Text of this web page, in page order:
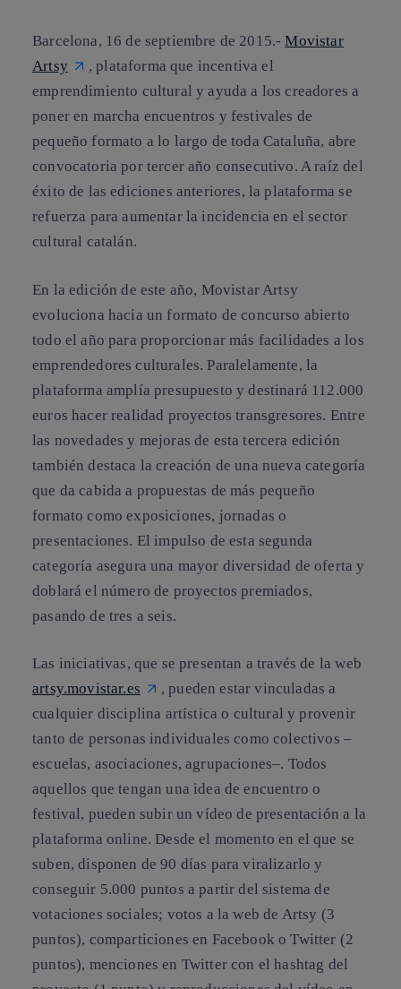
Barcelona, 16 de septiembre de 2015.- Movistar
Artsy
, plataforma que incentiva el
emprendimiento cultural y ayuda a los creadores a
poner en marcha encuentros y festivales de
pequeño formato a lo largo de toda Cataluña, abre
convocatoria por tercer año consecutivo. A raíz del
éxito de las ediciones anteriores, la plataforma se
refuerza para aumentar la incidencia en el sector
cultural catalán.
En la edición de este año, Movistar Artsy
evoluciona hacia un formato de concurso abierto
todo el año para proporcionar más facilidades a los
emprendedores culturales. Paralelamente, la
plataforma amplía presupuesto y destinará 112.000
euros hacer realidad proyectos transgresores. Entre
las novedades y mejoras de esta tercera edición
también destaca la creación de una nueva categoría
que da cabida a propuestas de más pequeño
formato como exposiciones, jornadas o
presentaciones. El impulso de esta segunda
categoría asegura una mayor diversidad de oferta y
doblará el número de proyectos premiados,
pasando de tres a seis.
Las iniciativas, que se presentan a través de la web
artsy.movistar.es
, pueden estar vinculadas a
cualquier disciplina artística o cultural y provenir
tanto de personas individuales como colectivos –
escuelas, asociaciones, agrupaciones–. Todos
aquellos que tengan una idea de encuentro o
festival, pueden subir un vídeo de presentación a la
plataforma online. Desde el momento en el que se
suben, disponen de 90 días para viralizarlo y
conseguir 5.000 puntos a partir del sistema de
votaciones sociales; votos a la web de Artsy (3
puntos), comparticiones en Facebook o Twitter (2
puntos), menciones en Twitter con el hashtag del